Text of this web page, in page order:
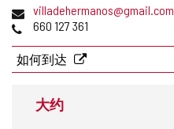
地
址
电
子
件
地
villadehermanos@gmail.com
电
660 127 361
如何到达
大约